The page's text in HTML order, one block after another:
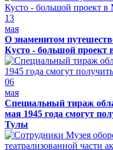
13
мая
О знаменитом
Кусто - большой проект
06
мая
Специальный тираж
мая 1945 года смогут
Тулы